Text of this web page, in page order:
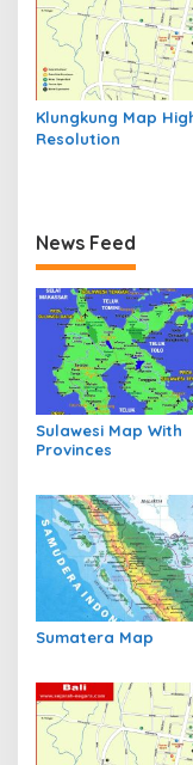
Klungkung Map
Resolution
News Feed
Sulawesi Map With
Provinces
Sumatera Map